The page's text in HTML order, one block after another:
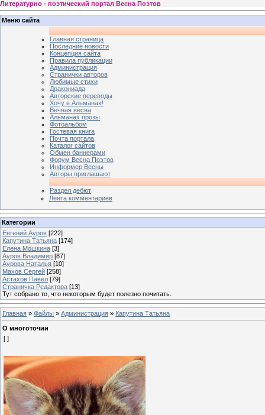
Литературно - поэтический портал Весна Поэтов
Меню сайта
Главная страница
Последние новости
Концепция сайта
Правила публикации
Администрация
Странички авторов
Любимые стихи
Дракониада
Авторские переводы
Хочу в Альманах!
Вечная весна
Альманах прозы
Фотоальбом
Гостевая книга
Почта портала
Каталог сайтов
Обмен баннерами
Форум Весна Поэтов
Информер Весны
Авторы приглашают
Раздел дебют
Лента комментариев
Категории
Евгений Ауров [222]
Капутина Татьяна [174]
Елена Мошкина [3]
Ауров Владимир [87]
Аурова Наталья [10]
Махов Сергей [258]
Астахов Павел [79]
Страничка Редактора [13]
Тут собрано то, что некоторым будет полезно почитать.
Главная » Файлы » Администрация » Капутина Татьяна
О многоточии
[ ]